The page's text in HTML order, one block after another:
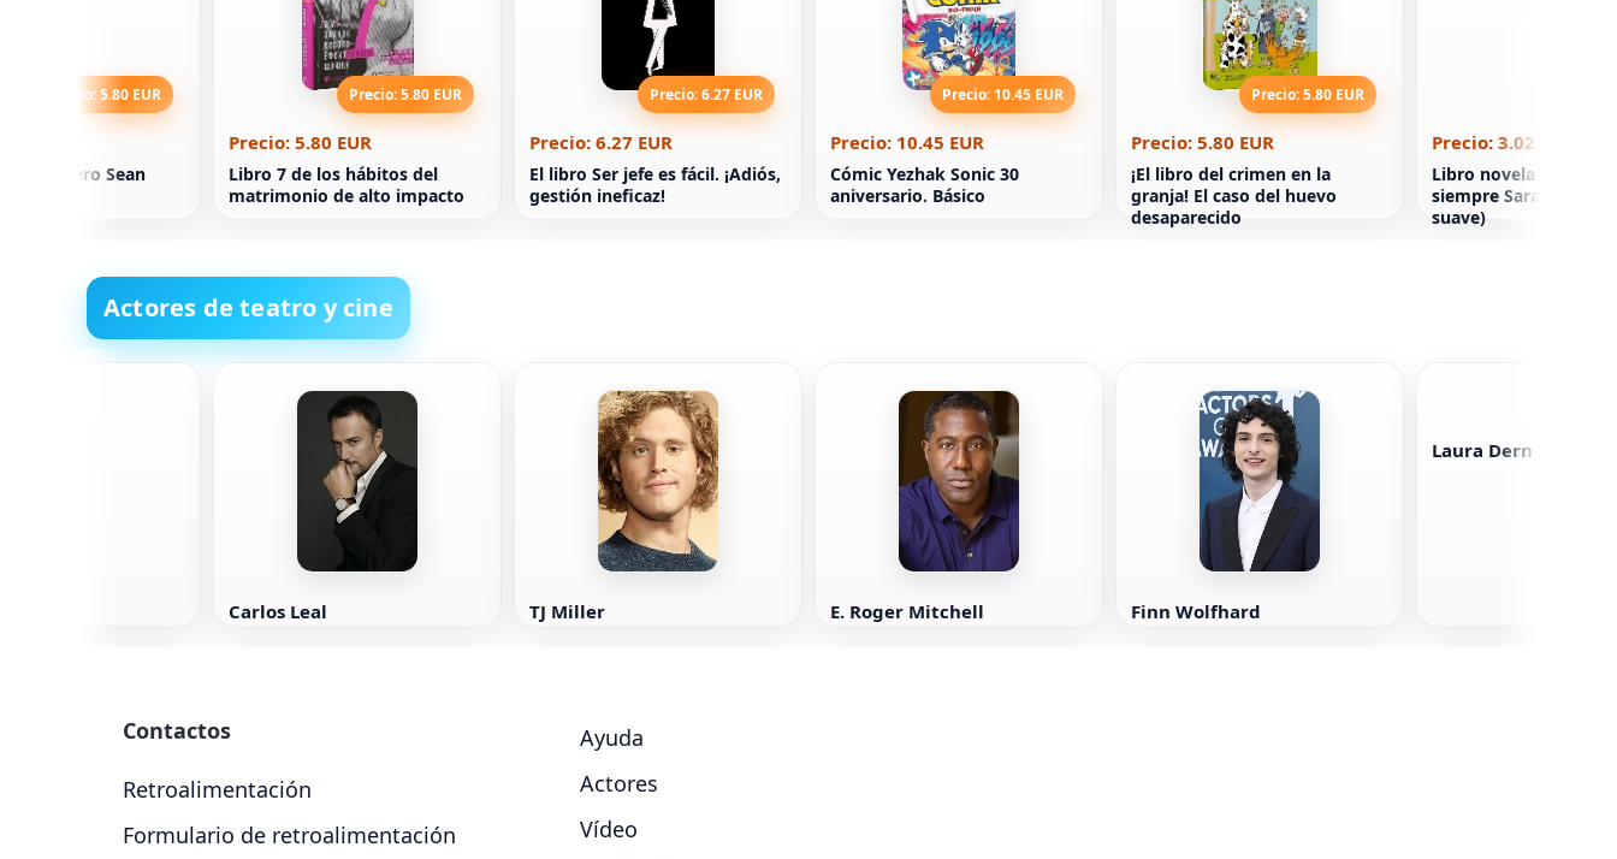
Precio: 5.80 EUR
del librero Sean
Precio: 5.80 EUR
Precio: 5.80 EUR
Libro 7 de los hábitos del
matrimonio de alto impacto
Precio: 6.27 EUR
Precio: 6.27 EUR
El libro Ser jefe es fácil. ¡Adiós,
gestión ineficaz!
Precio: 10.45 EUR
Precio: 10.45 EUR
Cómic Yezhak Sonic 30
aniversario. Básico
Precio: 5.80 EUR
Precio: 5.80 EUR
¡El libro del crimen en la
granja! El caso del huevo
desaparecido
Precio: 3.02 EUR
Libro novela Te querré
siempre Sara Gio
suave)
Actores de teatro y cine
Carlos Leal TJ Miller E. Roger Mitchell Finn Wolfhard
Laura Dern
Contactos
Retroalimentación
Formulario de retroalimentación
Ayuda
Actores
Vídeo